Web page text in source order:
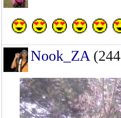
Nook_ZA (244